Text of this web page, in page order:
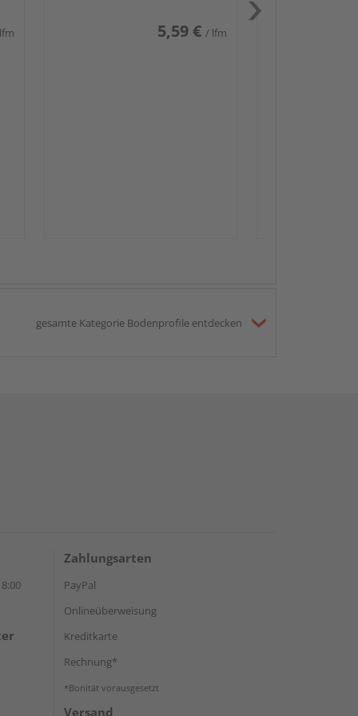
5,59 € / lfm
gesamte Kategorie Bodenprofile entdecken
Zahlungsarten
PayPal
Onlineüberweisung
Kreditkarte
Rechnung*
*Bonität vorausgesetzt
Versand